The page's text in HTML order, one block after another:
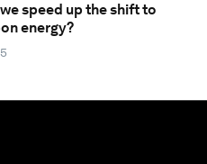
speed up the shift to
energy?